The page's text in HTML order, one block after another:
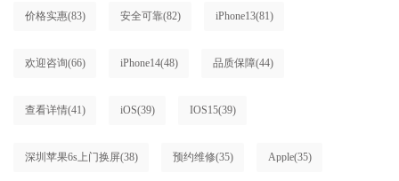
价格实惠(83) 安全可靠(82) iPhone13(81)
欢迎咨询(66) iPhone14(48) 品质保障(44)
查看详情(41) iOS(39) IOS15(39)
深圳苹果6s上门换屏(38) 预约维修(35) Apple(35)